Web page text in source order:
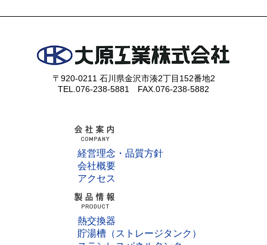
〒920-0211 石川県金沢市湊2丁目152番地2
TEL.076-238-5881 FAX.076-238-5882
経営理念・品質方針
会社概要
アクセス
熱交換器
貯湯槽（ストレージタンク）